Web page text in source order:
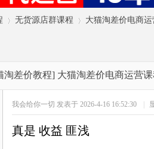
›
无货源店群课程
›
大猫淘差价电商
淘差价教程] 大猫淘差价电商运营
我会给你一切 发表于 2026-4-16 16:52:30 |
真是 收益 匪浅